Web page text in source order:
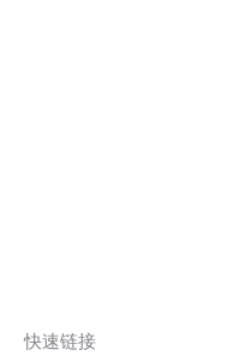
快速链接